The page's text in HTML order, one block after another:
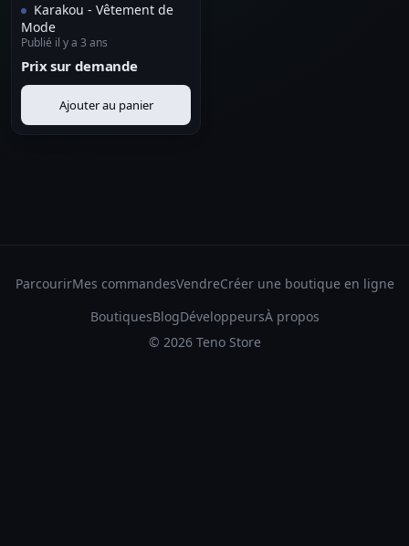
Karakou - Vêtement de
Mode
Publié il y a 3 ans
Prix sur demande
Ajouter au panier
ParcourirMes commandesVendreCréer une boutique en ligne
BoutiquesBlogDéveloppeursÀ propos
© 2026 Teno Store